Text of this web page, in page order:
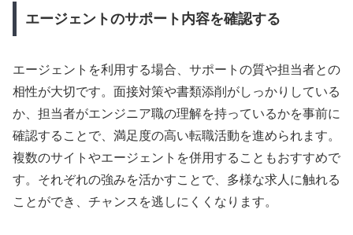
エージェントのサポート内容を確認する
エージェントを利用する場合、サポートの質や担当者との
相性が大切です。面接対策や書類添削がしっかりしている
か、担当者がエンジニア職の理解を持っているかを事前に
確認することで、満足度の高い転職活動を進められます。
複数のサイトやエージェントを併用することもおすすめで
す。それぞれの強みを活かすことで、多様な求人に触れる
ことができ、チャンスを逃しにくくなります。